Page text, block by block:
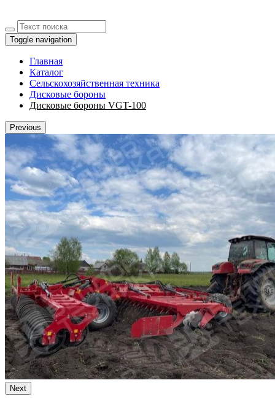
Toggle navigation
Главная
Каталог
Сельскохозяйственная техника
Дисковые бороны
Дисковые бороны VGT-100
Previous
Next